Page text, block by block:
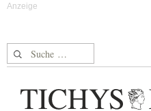
Suche nach: